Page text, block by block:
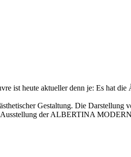
ist heute aktueller denn je: Es hat die
Gestaltung. Die Darstellung
Ausstellung der ALBERTINA